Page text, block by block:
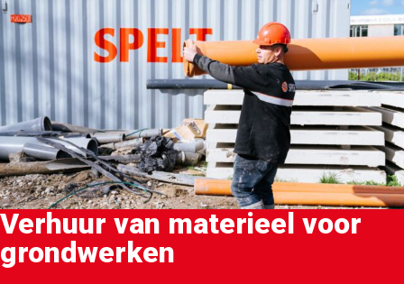
Verhuur van materieel voor
grondwerken